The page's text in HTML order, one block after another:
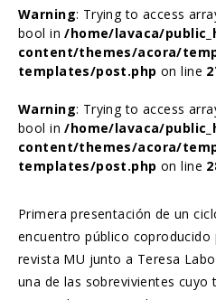
Warning: Trying to access
bool in/home/lavaca/
content/themes/acora/
templates/post.php on line
Warning: Trying to access
bool in/home/lavaca/
content/themes/acora/
templates/post.php on line
Primera presentación de un
encuentro público
revista MU junto a Teresa
una de las sobrevivientes